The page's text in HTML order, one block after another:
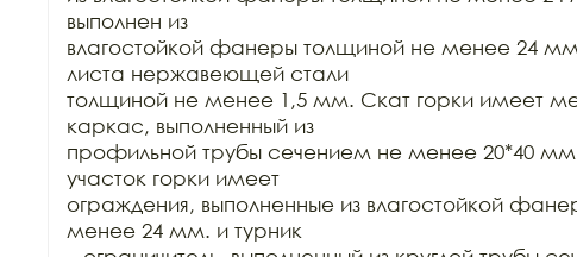
выполнен из
влагостойкой фанеры толщиной не менее 24
листа нержавеющей стали
толщиной не менее 1,5 мм. Скат горки имеет
каркас, выполненный из
профильной трубы сечением не менее 20*40
участок горки имеет
ограждения, выполненные из влагостойкой
менее 24 мм. и турник